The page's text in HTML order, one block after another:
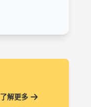
了解更多